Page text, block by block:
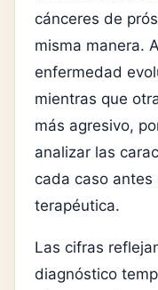
cánceres de
misma manera.
enfermedad
mientras que
más agresivo,
analizar las
cada caso
terapéutica.
Las cifras
diagnóstico